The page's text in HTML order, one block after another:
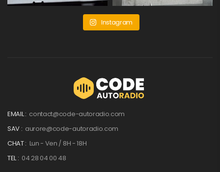
Instagram
EMAIL : contact@code-autoradio.com
SAV : aurore@code-autoradio.com
CHAT : Lun - Ven / 8H - 18H
TEL : 04 28 04 00 48